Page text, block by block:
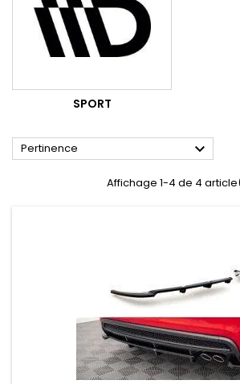
SPORT
Pertinence 
Affichage 1-4 de 4